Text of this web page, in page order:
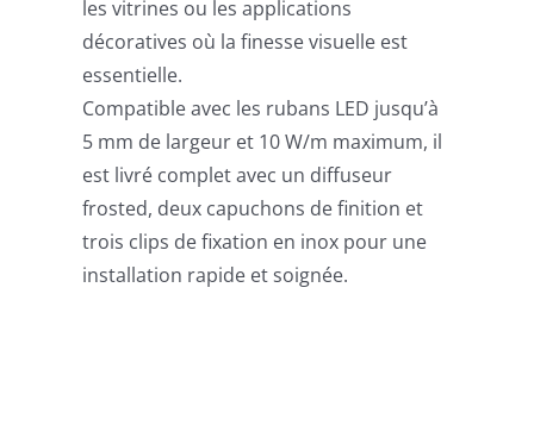
les vitrines ou les applications
décoratives où la finesse visuelle est
essentielle.
Compatible avec les rubans LED jusqu’à
5 mm de largeur et 10 W/m maximum, il
est livré complet avec un diffuseur
frosted, deux capuchons de finition et
trois clips de fixation en inox pour une
installation rapide et soignée.